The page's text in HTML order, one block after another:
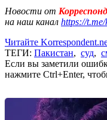
Новости от
на наш канал https://
Читайте
ТЕГИ: Пакистан, суд,
Если вы заметили
нажмите Ctrl+Enter,